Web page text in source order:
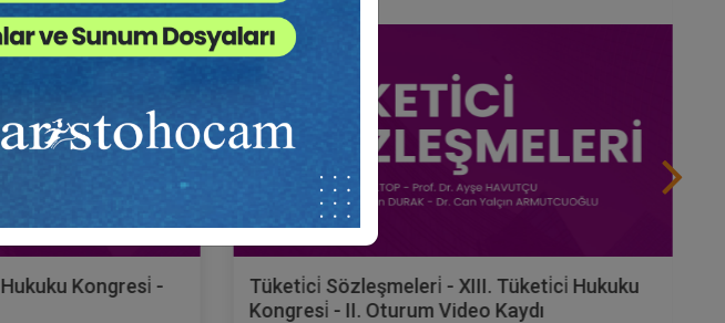
Kongresi̇ -
Tüketi̇ci̇ Sözleşmeleri̇ - XIII. Tüketi̇ci̇ Hukuku
Kongresi̇ - II. Oturum Video Kaydı